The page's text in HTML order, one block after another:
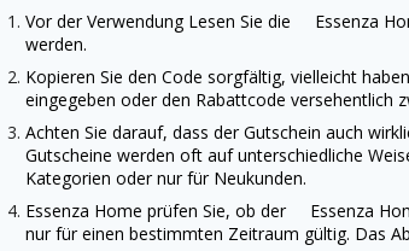
Vor der Verwendung Lesen Sie die Essenza
werden.
Kopieren Sie den Code sorgfältig, vielleicht
eingegeben oder den Rabattcode versehentlich
Achten Sie darauf, dass der Gutschein auch
Gutscheine werden oft auf unterschiedliche
Kategorien oder nur für Neukunden.
Essenza Home prüfen Sie, ob der Essenza
nur für einen bestimmten Zeitraum gültig. Das